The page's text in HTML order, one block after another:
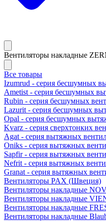
Вентиляторы накладные
Все товары
Izumrud - серия бесшумных
Ametist - серия бесшумных
Rubin - серия бесшумных
Lazurit - серия бесшумных
Opal - серия бесшумных
Kvarz - серия сверхтонких
Agat - серия вытяжных
Oniks - серия вытяжных
Sapfir - серия вытяжных
Nefrit - серия вытяжных
Granat - серия вытяжных
Вентиляторы PAX (Швеция)
Вентиляторы накладные
Вентиляторы накладные
Вентиляторы накладные
Вентиляторы накладные